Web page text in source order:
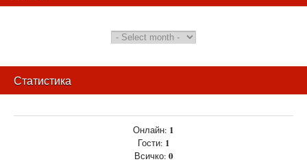
Статистика
Онлайн: 1
Гости: 1
Всичко: 0